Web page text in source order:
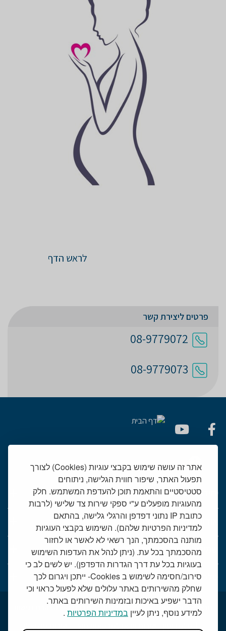
אתר זה עושה שימוש בקבצי עוגיות (Cookies) לצורך
תפעול האתר, שיפור חווית הגלישה, ניתוחים
סטטיסטיים והתאמת תוכן להעדפת המשתמש. חלק
מהעוגיות מופעלים ע"י ספקי שירות צד שלישי (לרבות
כתובת IP נתוני דפדפן והרגלי גלישה, בהתאם
למדיניות הפרטיות שלהם). השימוש בקבצי העוגיות
מותנה בהסכמתך, הנך רשאי לא לאשר או לחזור
מהסכמתך בכל עת. (ניתן לנהל את העדפות השימוש
בעוגיות בכל עת דרך הגדרות הדפדפן). יש לשים לב כי
סירוב/חסימה לשימוש ב Cookies- ייתכן ויגרום לכך
שחלק מהשירותים באתר עלולים שלא לפעול כראוי וכי
הדבר ישפיע באיכות ובזמינות השירותים באתר.
למידע נוסף, ניתן לעיין במדיניות הפרטיות .
לראש הדף
פרטים ליצירת קשר
08-9779072
08-9779073
יחידות רפואיות
אודות המרכז הרפואי שמיר
שמיר אישי - פורטל מטופלים
טלמדיסין - שירות וידאו למרפאות חוץ
תנאי שימוש באתר דרושים בשמיר